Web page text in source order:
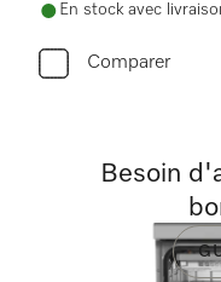
En stock avec
Comparer
Besoin